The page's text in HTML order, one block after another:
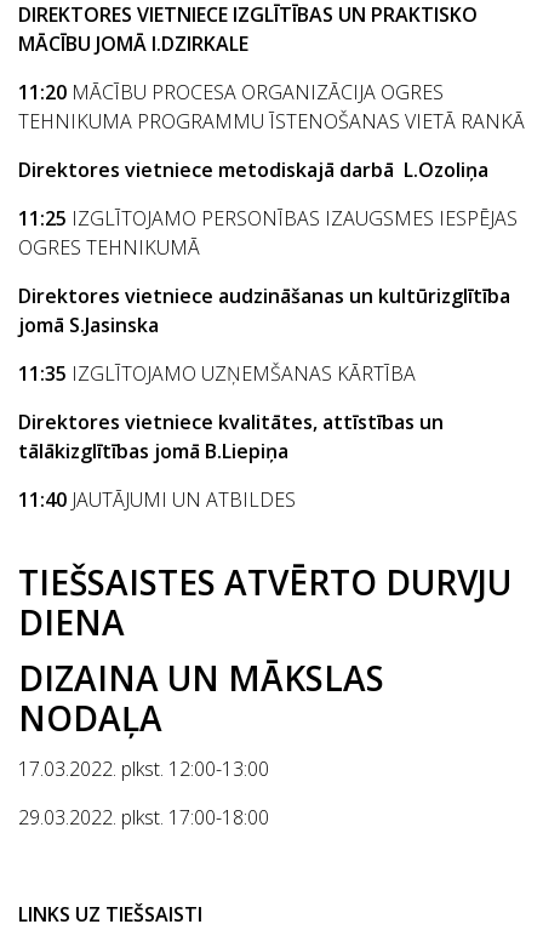
DIREKTORES VIETNIECE IZGLĪTĪBAS UN PRAKTISKO
MĀCĪBU JOMĀ I.DZIRKALE
11:20 MĀCĪBU PROCESA ORGANIZĀCIJA OGRES
TEHNIKUMA PROGRAMMU ĪSTENOŠANAS VIETĀ RANKĀ
Direktores vietniece metodiskajā darbā L.Ozoliņa
11:25 IZGLĪTOJAMO PERSONĪBAS IZAUGSMES IESPĒJAS
OGRES TEHNIKUMĀ
Direktores vietniece audzināšanas un kultūrizglītība
jomā S.Jasinska
11:35 IZGLĪTOJAMO UZŅEMŠANAS KĀRTĪBA
Direktores vietniece kvalitātes, attīstības un
tālākizglītības jomā B.Liepiņa
11:40 JAUTĀJUMI UN ATBILDES
TIEŠSAISTES ATVĒRTO DURVJU
DIENA
DIZAINA UN MĀKSLAS
NODAĻA
17.03.2022. plkst. 12:00-13:00
29.03.2022. plkst. 17:00-18:00
LINKS UZ TIEŠSAISTI